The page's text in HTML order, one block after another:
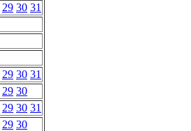
29 30 31
29 30 31
29 30
29 30 31
29 30